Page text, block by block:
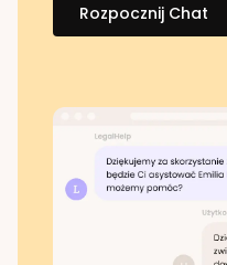
Rozpocznij Chat